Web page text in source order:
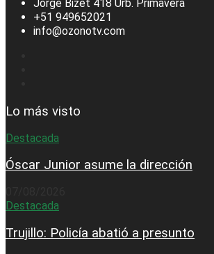
Jorge Bizet 418 Urb. Primavera
+51 949652021
info@ozonotv.com
Lo más visto
Destacada
Óscar Junior asume la dirección
Destacada
Trujillo: Policía abatió a presunto